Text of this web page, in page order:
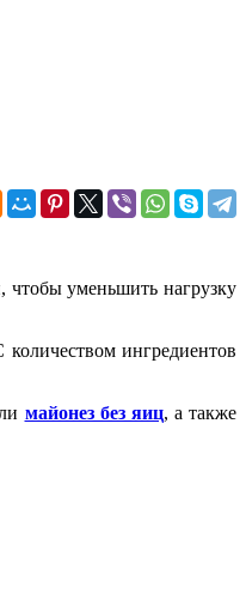
уменьшить нагрузку
ингредиентов
майонез без яиц, а также